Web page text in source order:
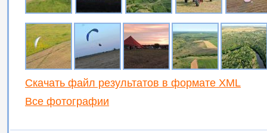
Скачать файл результатов в формате XML
Все фотографии